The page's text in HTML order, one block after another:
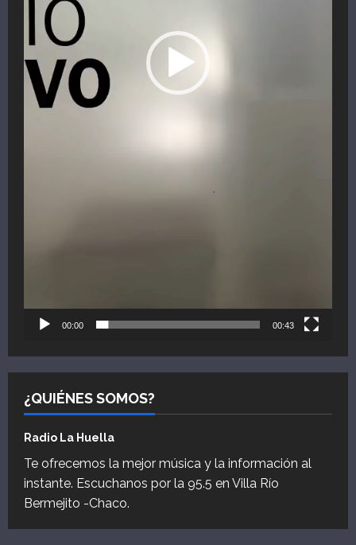
00:00 00:43
¿QUIÉNES SOMOS?
Radio La Huella
Te ofrecemos la mejor música y la información al
instante. Escuchanos por la 95.5 en Villa Río
Bermejito -Chaco.